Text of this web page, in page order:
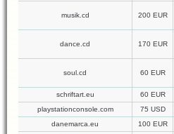
musik.cd 200 EUR
dance.cd 170 EUR
soul.cd 60 EUR
schriftart.eu 60 EUR
playstationconsole.com
75 USD
danemarca.eu
100 EUR